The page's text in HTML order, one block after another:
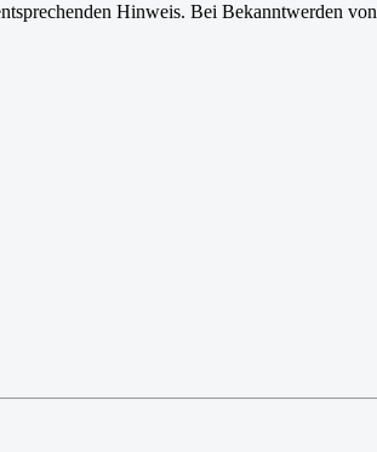
Hinweis. Bei Bekanntwerden